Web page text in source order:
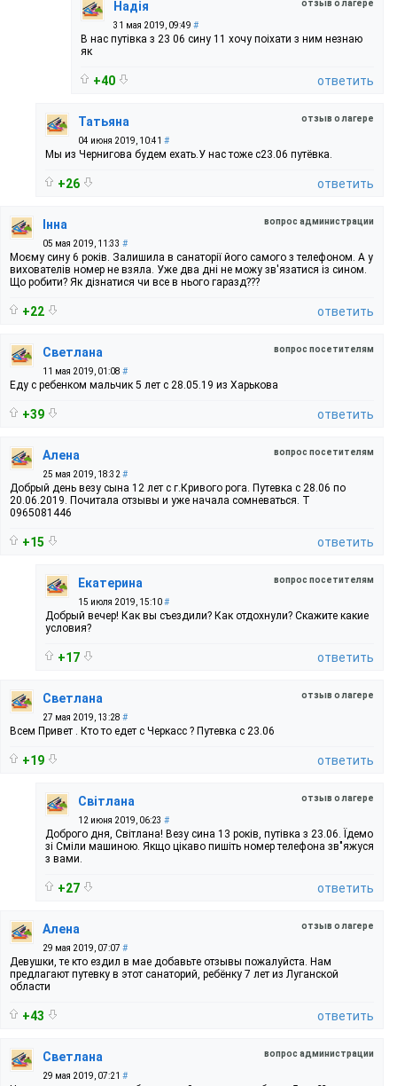
отзыв о лагере
Надія
31 мая 2019, 09:49 #
В нас путівка з 23 06 сину 11 хочу поіхати з ним незнаю
як
+40 ответить
отзыв о лагере
Татьяна
04 июня 2019, 10:41 #
Мы из Чернигова будем ехать.У нас тоже с23.06 путёвка.
+26 ответить
вопрос администрации
Інна
05 мая 2019, 11:33 #
Моєму сину 6 років. Залишила в санаторії його самого з телефоном. А у
вихователів номер не взяла. Уже два дні не можу зв'язатися із сином.
Що робити? Як дізнатися чи все в нього гаразд???
+22 ответить
вопрос посетителям
Светлана
11 мая 2019, 01:08 #
Еду с ребенком мальчик 5 лет с 28.05.19 из Харькова
+39 ответить
вопрос посетителям
Алена
25 мая 2019, 18:32 #
Добрый день везу сына 12 лет с г.Кривого рога. Путевка с 28.06 по
20.06.2019. Почитала отзывы и уже начала сомневаться. Т
0965081446
+15 ответить
вопрос посетителям
Екатерина
15 июля 2019, 15:10#
Добрый вечер! Как вы съездили? Как отдохнули? Скажите какие
условия?
+17 ответить
отзыв о лагере
Светлана
27 мая 2019, 13:28 #
Всем Привет . Кто то едет с Черкасс ? Путевка с 23.06
+19 ответить
отзыв о лагере
Світлана
12 июня 2019, 06:23 #
Доброго дня, Світлана! Везу сина 13 років, путівка з 23.06. Їдемо
зі Сміли машиною. Якщо цікаво пишіть номер телефона зв"яжуся
з вами.
+27 ответить
отзыв о лагере
Алена
29 мая 2019, 07:07 #
Девушки, те кто ездил в мае добавьте отзывы пожалуйста. Нам
предлагают путевку в этот санаторий, ребёнку 7 лет из Луганской
области
+43 ответить
вопрос администрации
Светлана
29 мая 2019, 07:21 #